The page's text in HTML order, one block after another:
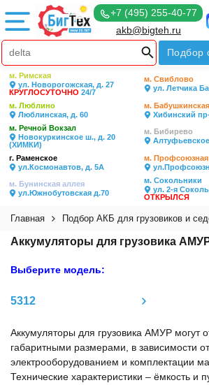
+7 (495) 255-40-77
akb@bigteh.ru
Подбор
м. Римская
ул. Новорогожская, д. 27
КРУГЛОСУТОЧНО 24/7
м. Свиблово
ул. Летчика
м. Люблино
Люблинская, д. 60
м. Бабушкинская
Хибинский
м. Речной Вокзал
Новокуркинское ш., д. 20
(ХИМКИ)
м. Бибирево
г. Раменское
ул.Космонавтов, д. 5А
м. Профсоюзная
м. Бунинская аллея
ул.Южнобутовская д.70
м. Сокольники
ул. 2-я
ОТКРЫЛСЯ
Главная Подбор АКБ для грузовиков и
Аккумуляторы для грузовика
Выберите модель:
5312
Аккумуляторы для грузовика АМУР могут
габаритными размерами, в зависимости
электрооборудованием и комплектации
Технические характеристики – ёмкость и